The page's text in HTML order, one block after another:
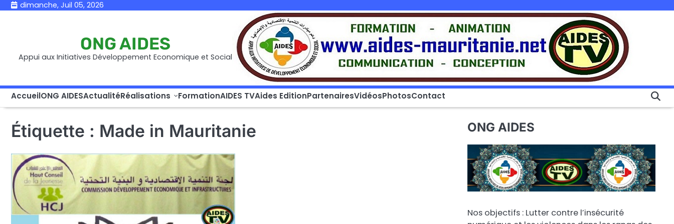
Skip dimanche, Juil 05, 2026
ONG AIDES
Appui aux Initiatives Développement Economique et Social
AccueilONG AIDESActualitéRéalisations FormationAIDES TVAides EditionPartenairesVidéosPhotosContact
Étiquette : Made in Mauritanie ONG AIDES
Nos objectifs : Lutter contre l’insécurité